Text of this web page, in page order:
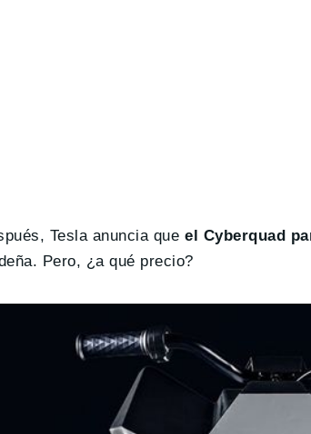
Tesla anuncia que el Cyberquad
Pero, ¿a qué precio?